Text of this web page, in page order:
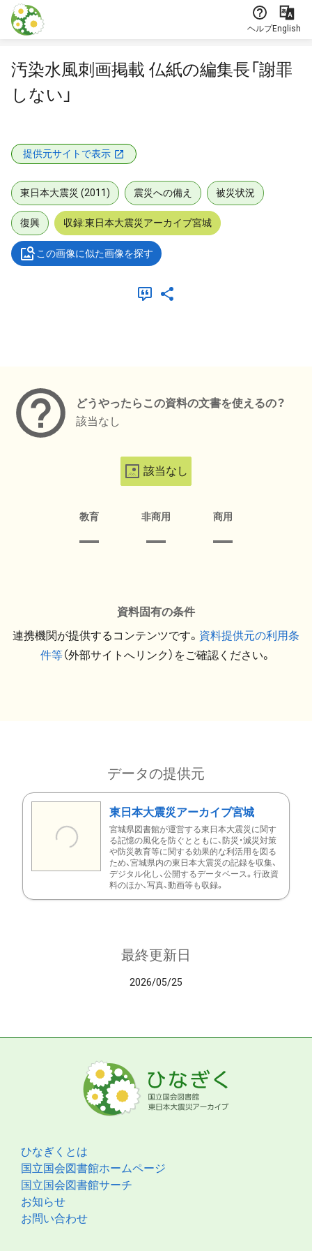
本文に飛ぶ
ヘルプEnglish
汚染水風刺画掲載 仏紙の編集長「謝罪
しない」
提供元サイトで表示
東日本大震災 (2011) 震災への備え 被災状況
復興 収録:東日本大震災アーカイブ宮城
この画像に似た画像を探す
どうやったらこの資料の文書を使えるの？
該当なし
該当なし
教育 非商用 商用
資料固有の条件
連携機関が提供するコンテンツです。 資料提供元の利用条
件等（外部サイトへリンク）をご確認ください。
データの提供元
東日本大震災アーカイブ宮城
宮城県図書館が運営する東日本大震災に関す
る記憶の風化を防ぐとともに、防災・減災対策
や防災教育等に関する効果的な利活用を図る
ため、宮城県内の東日本大震災の記録を収集、
デジタル化し、公開するデータベース。行政資
料のほか、写真、動画等も収録。
最終更新日
2026/05/25
ひなぎくとは
国立国会図書館ホームページ
国立国会図書館サーチ
お知らせ
お問い合わせ